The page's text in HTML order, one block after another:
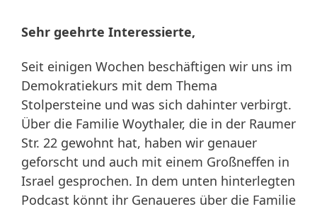
Sehr geehrte Interessierte,
Seit einigen Wochen beschäftigen wir uns im
Demokratiekurs mit dem Thema
Stolpersteine und was sich dahinter verbirgt.
Über die Familie Woythaler, die in der Raumer
Str. 22 gewohnt hat, haben wir genauer
geforscht und auch mit einem Großneffen in
Israel gesprochen. In dem unten hinterlegten
Podcast könnt ihr Genaueres über die Familie